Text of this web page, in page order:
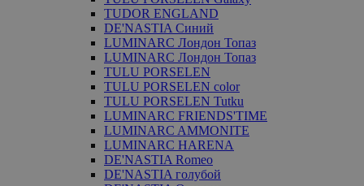
TUDOR ENGLAND
DE'NASTIA Синий
LUMINARC Лондон Топаз
LUMINARC Лондон Топаз
TULU PORSELEN
TULU PORSELEN color
TULU PORSELEN Tutku
LUMINARC FRIENDS'TIME
LUMINARC AMMONITE
LUMINARC HARENA
DE'NASTIA Romeo
DE'NASTIA голубой